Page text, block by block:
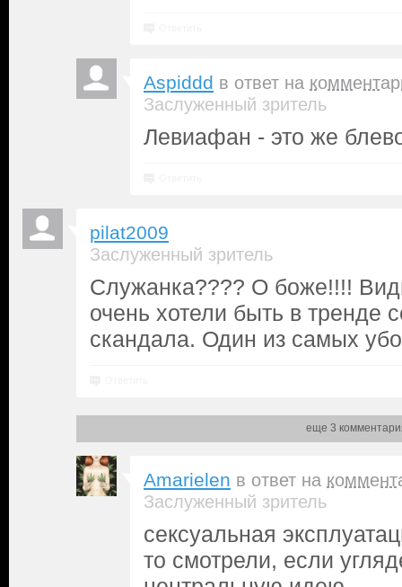
Aspiddd в ответ на
Заслуженный зритель
Левиафан - это же
pilat2009
Заслуженный зритель
Служанка???? О боже!!!!
очень хотели быть в тренде
скандала. Один из самых
еще 3
Amarielen в ответ на
Заслуженный зритель
сексуальная
то смотрели, если